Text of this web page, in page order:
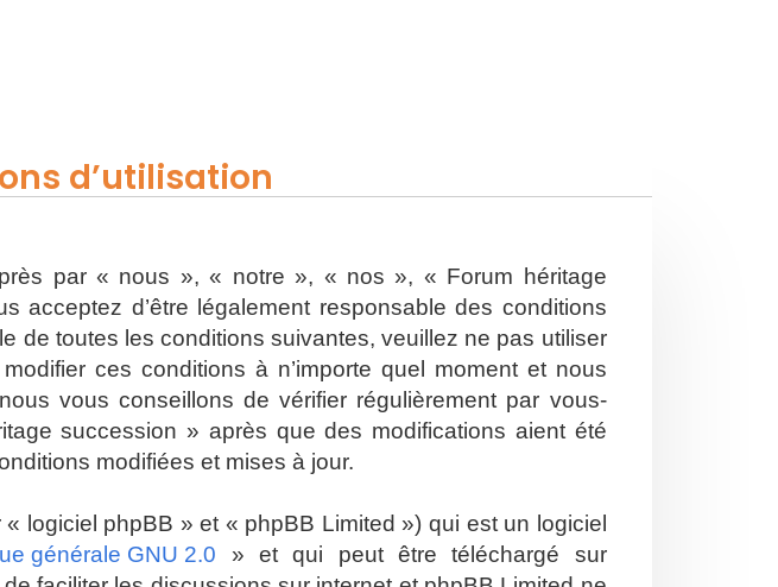
d’utilisation
par « nous », « notre », « nos », « Forum héritage
acceptez d’être légalement responsable des conditions
de toutes les conditions suivantes, veuillez ne pas utiliser
ces conditions à n’importe quel moment et nous
vous conseillons de vérifier régulièrement par vous-
succession » après que des modifications aient été
modifiées et mises à jour.
logiciel phpBB » et « phpBB Limited ») qui est un logiciel
générale GNU 2.0 » et qui peut être téléchargé sur